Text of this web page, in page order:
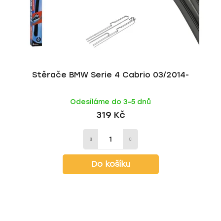
Stěrače BMW Serie 4 Cabrio 03/2014-
Odesíláme do 3-5 dnů
319 Kč
Do košíku